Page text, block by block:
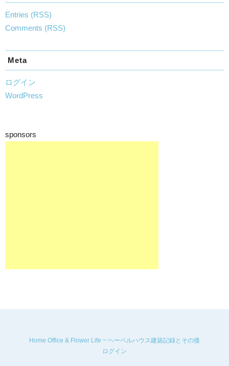
Entries (RSS)
Comments (RSS)
Meta
ログイン
WordPress
sponsors
Home Office & Flower Life ~ ヘーベルハウス建築記録とその後
ログイン